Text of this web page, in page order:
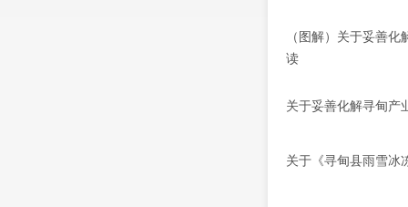
（图解）关于妥善
读
关于妥善化解寻甸产
关于《寻甸县雨雪冰